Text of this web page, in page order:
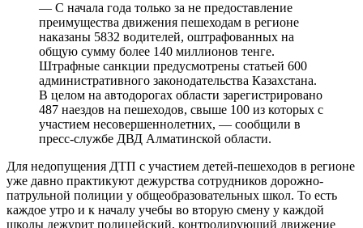
— С начала года только за не предоставление
преимущества движения пешеходам в регионе
наказаны 5832 водителей, оштрафованных на
общую сумму более 140 миллионов тенге.
Штрафные санкции предусмотрены статьей 600
административного законодательства Казахстана.
В целом на автодорогах области зарегистрировано
487 наездов на пешеходов, свыше 100 из которых с
участием несовершеннолетних, — сообщили в
пресс-службе ДВД Алматинской области.
Для недопущения ДТП с участием детей-пешеходов в регионе
уже давно практикуют дежурства сотрудников дорожно-
патрульной полиции у общеобразовательных школ. То есть
каждое утро и к началу учебы во вторую смену у каждой
школы дежурит полицейский, контролирующий движение